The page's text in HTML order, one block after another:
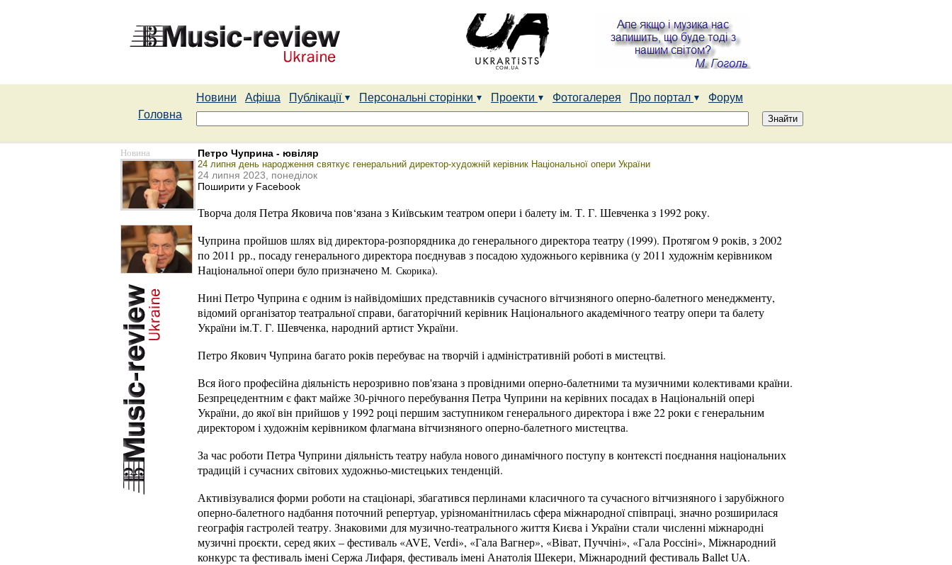
Новини Афіша Публікації Персональні сторінки Проекти Фотогалерея Про портал
Форум
Головна
Новина Петро Чуприна - ювіляр
24 липня день народження святкує генеральний директор-художній керівник Національної опери України
24 липня 2023, понеділок
Поширити у Facebook
Творча доля Петра Яковича пов‘язана з Київським театром опери і балету ім. Т. Г. Шевченка з 1992 року.
Чуприна пройшов шлях від директора-розпорядника до генерального директора театру (1999). Протягом 9 років, з 2002
по 2011 рр., посаду генерального директора поєднував з посадою художнього керівника (у 2011 художнім керівником
Національної опери було призначено М. Скорика).
Нині Петро Чуприна є одним із найвідоміших представників сучасного вітчизняного оперно-балетного менеджменту,
відомий організатор театральної справи, багаторічний керівник Національного академічного театру опери та балету
України ім.Т. Г. Шевченка, народний артист України.
Петро Якович Чуприна багато років перебуває на творчій і адміністративній роботі в мистецтві.
Вся його професійна діяльність нерозривно пов'язана з провідними оперно-балетними та музичними колективами країни.
Безпрецедентним є факт майже 30-річного перебування Петра Чуприни на керівних посадах в Національній опері
України, до якої він прийшов у 1992 році першим заступником генерального директора і вже 22 роки є генеральним
директором і художнім керівником флагмана вітчизняного оперно-балетного мистецтва.
За час роботи Петра Чуприни діяльність театру набула нового динамічного поступу в контексті поєднання національних
традицій і сучасних світових художньо-мистецьких тенденцій.
Активізувалися форми роботи на стаціонарі, збагатився перлинами класичного та сучасного вітчизняного і зарубіжного
оперно-балетного надбання поточний репертуар, урізноманітнилась сфера міжнародної співпраці, значно розширилася
географія гастролей театру. Знаковими для музично-театрального життя Києва і України стали численні міжнародні
музичні проєкти, серед яких – фестиваль «AVE, Verdi», «Гала Вагнер», «Віват, Пуччіні», «Гала Россіні», Міжнародний
конкурс та фестиваль імені Сержа Лифаря, фестиваль імені Анатолія Шекери, Міжнародний фестиваль Ballet UA.